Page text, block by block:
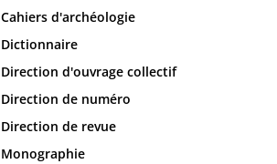
Cahiers d'archéologie
Dictionnaire
Direction d'ouvrage collectif
Direction de numéro
Direction de revue
Monographie